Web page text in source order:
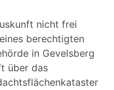
nicht frei
berechtigten
in Gevelsberg
über das